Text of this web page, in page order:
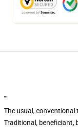
""
The usual,
Traditional, beneficiant,